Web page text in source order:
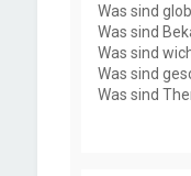
Was sind
Was sind
Was sind
Was sind
Was sind